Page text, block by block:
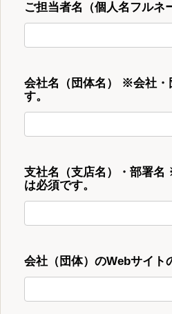
ご担当者名（個人名フルネ
会社名（団体名） ※会社・
す。
支社名（支店名）・部署
は必須です。
会社（団体）のWebサイト